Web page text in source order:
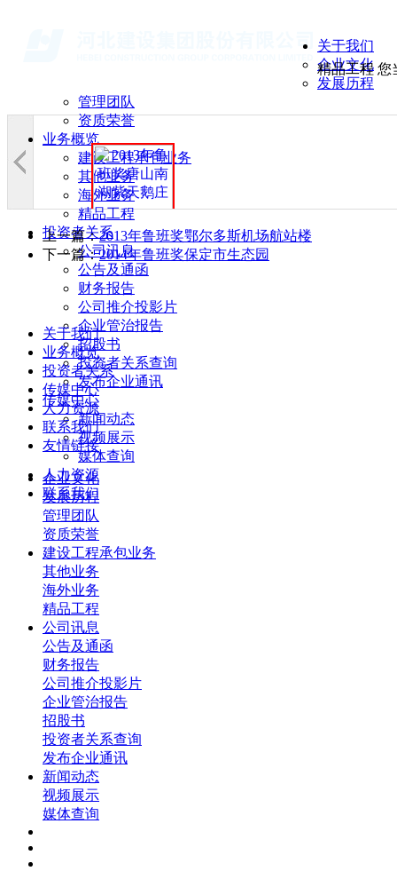
关于我们
企业文化
发展历程
管理团队
资质荣誉
业务概览
建设工程承包业务
其他业务
海外业务
精品工程
投资者关系
公司讯息
公告及通函
财务报告
公司推介投影片
企业管治报告
招股书
投资者关系查询
发布企业通讯
传媒中心
新闻动态
视频展示
媒体查询
人力资源
联系我们
精品工程 您
上一篇：2013年鲁班奖鄂尔多斯机场航站楼
下一篇：2014年鲁班奖保定市生态园
关于我们
业务概览
投资者关系
传媒中心
人力资源
联系我们
友情链接
企业文化
发展历程
管理团队
资质荣誉
建设工程承包业务
其他业务
海外业务
精品工程
公司讯息
公告及通函
财务报告
公司推介投影片
企业管治报告
招股书
投资者关系查询
发布企业通讯
新闻动态
视频展示
媒体查询